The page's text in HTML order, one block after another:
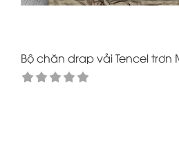
Bộ chăn drap vải Tencel trơn